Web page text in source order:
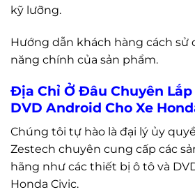
kỹ lưỡng.
Hướng dẫn khách hàng cách sử
năng chính của sản phẩm.
Địa Chỉ Ở Đâu Chuyên
DVD Android Cho Xe
Chúng tôi tự hào là đại lý ủy
Zestech chuyên cung cấp các
hãng như các thiết bị ô tô và
Honda Civic.